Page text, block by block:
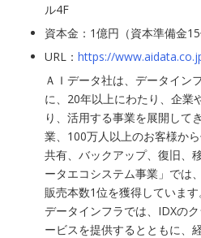
ル4F
資本金：1億円（資本準備金15
URL： https://
ＡＩデータ社は、データイン
に、20年以上にわたり、企業
り、活用する事業を展開して
業、100万人以上のお客様か
共有、バックアップ、復旧、
ータエコシステム事業」では
販売本数1位を獲得しています
データインフラでは、IDXの
ービスを提供するとともに、